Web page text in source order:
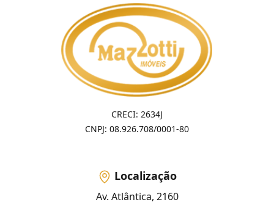
CRECI: 2634J
CNPJ: 08.926.708/0001-80
Localização
Av. Atlântica, 2160